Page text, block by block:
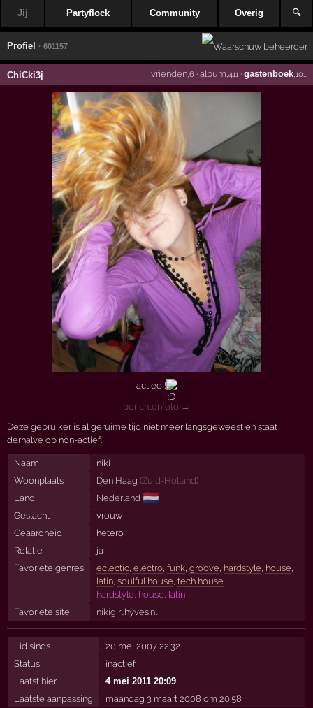
Jij Partyflock Community Overig 🔍
Profiel · 601157
ChiCki3j vrienden,6 · album ,411· gastenboek,101
actiee!!
berichtenfoto →
Deze gebruiker is al geruime tijd niet meer langsgeweest en staat
derhalve op non-actief.
Naam
niki
Woonplaats
Den Haag (Zuid-Holland)
Land
Nederland 🇳🇱
Geslacht
vrouw
Geaardheid
hetero
Relatie
ja
Favoriete genres
eclectic, electro, funk, groove, hardstyle, house,
latin, soulful house, tech house
hardstyle, house, latin
Favoriete site
nikigirl.hyves.nl
Lid sinds
20 mei 2007 22:32
Status
inactief
Laatst hier
4 mei 2011 20:09
Laatste aanpassing
maandag 3 maart 2008 om 20:58